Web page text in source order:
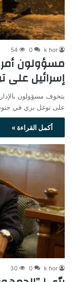
k hor
0
54
مسؤولون
إسرائيل على
يتخوف مسؤولون
على توغل بري في جنوب
أكمل القراءة »
k hor
0
30